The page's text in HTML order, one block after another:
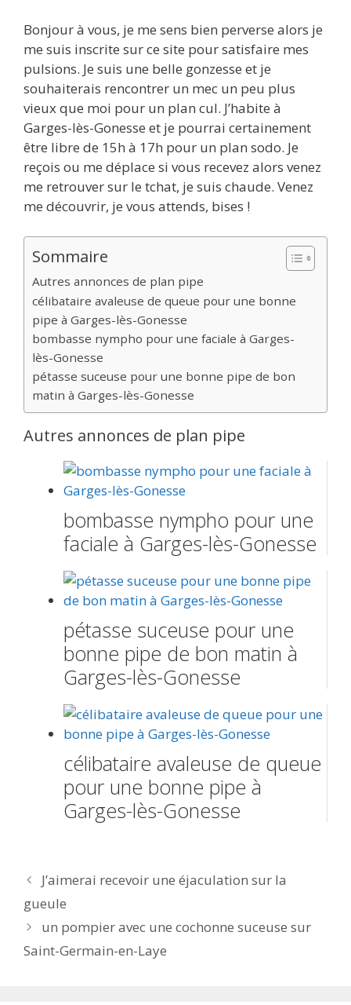
Bonjour à vous, je me sens bien perverse alors je
me suis inscrite sur ce site pour satisfaire mes
pulsions. Je suis une belle gonzesse et je
souhaiterais rencontrer un mec un peu plus
vieux que moi pour un plan cul. J’habite à
Garges-lès-Gonesse et je pourrai certainement
être libre de 15h à 17h pour un plan sodo. Je
reçois ou me déplace si vous recevez alors venez
me retrouver sur le tchat, je suis chaude. Venez
me découvrir, je vous attends, bises !
Sommaire
Autres annonces de plan pipe
célibataire avaleuse de queue pour une bonne
pipe à Garges-lès-Gonesse
bombasse nympho pour une faciale à Garges-
lès-Gonesse
pétasse suceuse pour une bonne pipe de bon
matin à Garges-lès-Gonesse
Autres annonces de plan pipe
bombasse nympho pour une
faciale à Garges-lès-Gonesse
pétasse suceuse pour une
bonne pipe de bon matin à
Garges-lès-Gonesse
célibataire avaleuse de queue
pour une bonne pipe à
Garges-lès-Gonesse
Navigation
des
articles
J’aimerai recevoir une éjaculation sur la
gueule
un pompier avec une cochonne suceuse sur
Saint-Germain-en-Laye